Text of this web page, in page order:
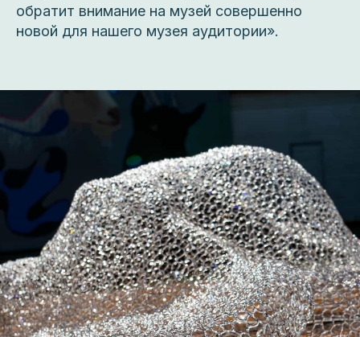
обратит внимание на музей совершенно
новой для нашего музея аудитории».